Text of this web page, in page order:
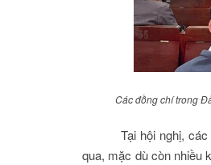
Các đồng chí trong
Tại hội nghị,
qua, mặc dù còn nhiều